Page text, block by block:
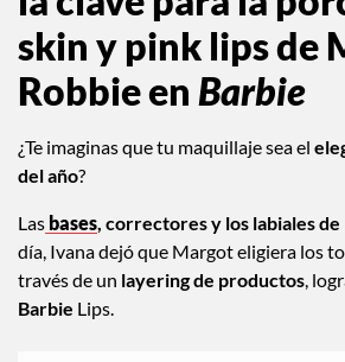
skin y pink lips de
Robbie en Barbie
¿Te imaginas que tu maquillaje sea el
del año?
Las bases, correctores y los labiales de
día, Ivana dejó que Margot eligiera los
través de un layering de productos,
Barbie Lips.